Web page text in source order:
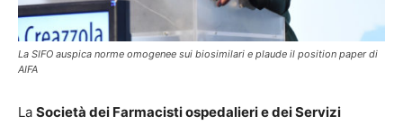
La SIFO auspica norme omogenee sui biosimilari e plaude il position paper di
AIFA
La Società dei Farmacisti ospedalieri e dei Servizi